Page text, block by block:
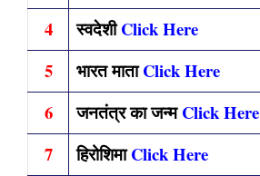
4
स्वदेशीClick Here
5
भारत माताClick Here
6
जनतंत्र का जन्मClick Here
7
हिरोशिमाClick Here